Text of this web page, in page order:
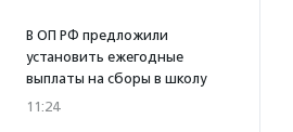
В ОП РФ предложили
установить ежегодные
выплаты на сборы в школу
11:24